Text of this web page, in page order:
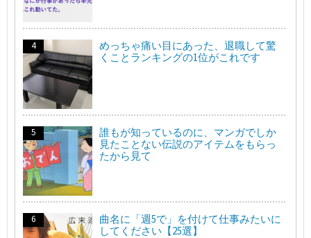
めっちゃ痛い目にあった、退職して驚
くことランキングの1位がこれです
誰もが知っているのに、マンガでしか
見たことない伝説のアイテムをもらっ
たから見て
曲名に「週5で」を付けて仕事みたいに
してください【25選】